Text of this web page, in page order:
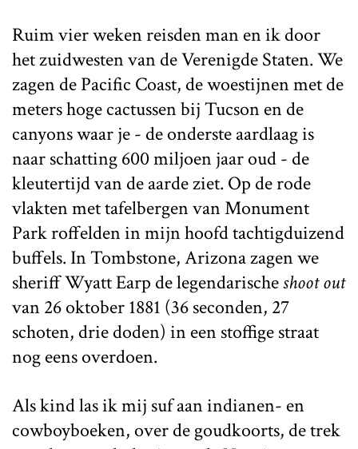
Ruim vier weken reisden man en ik door
het zuidwesten van de Verenigde Staten. We
zagen de Pacific Coast, de woestijnen met de
meters hoge cactussen bij Tucson en de
canyons waar je - de onderste aardlaag is
naar schatting 600 miljoen jaar oud - de
kleutertijd van de aarde ziet. Op de rode
vlakten met tafelbergen van Monument
Park roffelden in mijn hoofd tachtigduizend
buffels. In Tombstone, Arizona zagen we
sheriff Wyatt Earp de legendarischeshoot out
van 26 oktober 1881 (36 seconden, 27
schoten, drie doden) in een stoffige straat
nog eens overdoen.
Als kind las ik mij suf aan indianen- en
cowboyboeken, over de goudkoorts, de trek